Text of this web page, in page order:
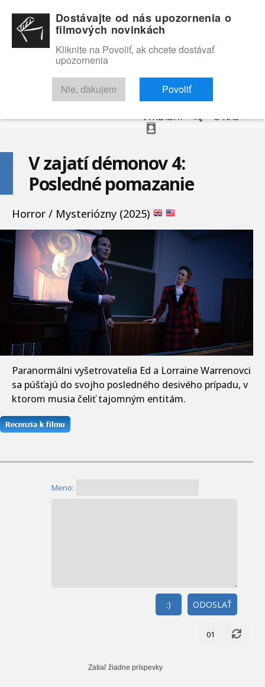
RECENZIE TRAILERY FILMOVÁ DATABÁZA
VYHĽADAŤ O NÁS
V zajatí démonov 4:
Posledné pomazanie
Horror / Mysteriózny (2025)
Paranormálni vyšetrovatelia Ed a Lorraine Warrenovci
sa púšťajú do svojho posledného desivého prípadu, v
ktorom musia čeliť tajomným entitám.
Meno:
ODOSLAŤ
:)
01
Zatiaľ žiadne príspevky
Dostávajte od nás upozornenia o
filmových novinkách
Kliknite na Povoliť, ak chcete dostávať
upozornenia
Nie, ďakujem Povoliť